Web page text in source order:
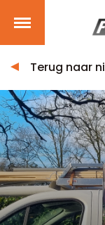
Terug naar